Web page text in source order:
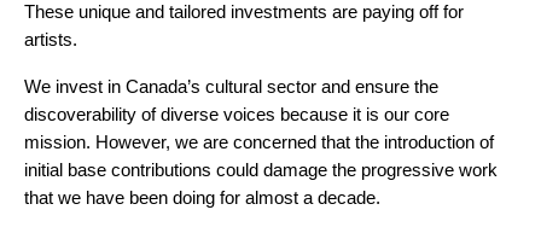
These unique and tailored investments are paying off for
artists.
We invest in Canada’s cultural sector and ensure the
discoverability of diverse voices because it is our core
mission. However, we are concerned that the introduction of
initial base contributions could damage the progressive work
that we have been doing for almost a decade.